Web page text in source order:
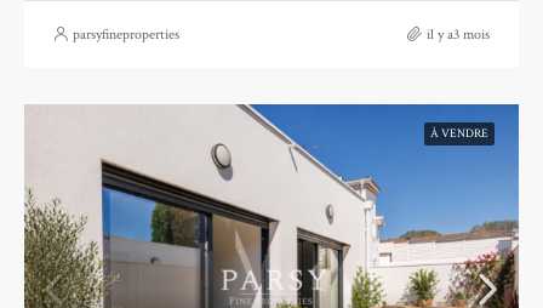
parsyfineproperties il y a3 mois
À VENDRE